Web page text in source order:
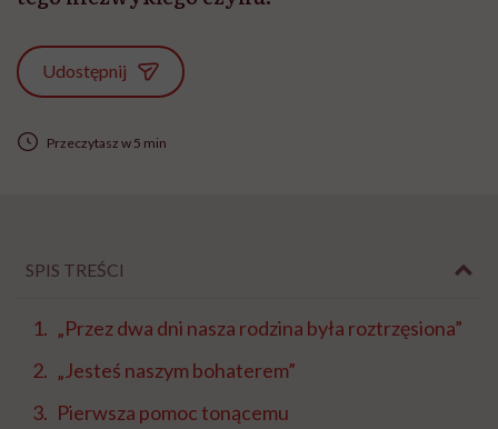
Udostępnij
Przeczytasz w 5 min
SPIS TREŚCI
„Przez dwa dni nasza rodzina była roztrzęsiona”
„Jesteś naszym bohaterem”
Pierwsza pomoc tonącemu